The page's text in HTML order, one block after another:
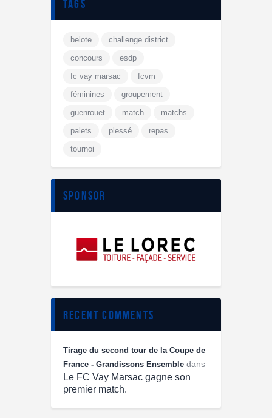
tags
belote
challenge district
concours
esdp
fc vay marsac
fcvm
féminines
groupement
guenrouet
match
matchs
palets
plessé
repas
tournoi
sponsor
recent comments
Tirage du second tour de la Coupe de
France - Grandissons Ensemble dans
Le FC Vay Marsac gagne son
premier match.